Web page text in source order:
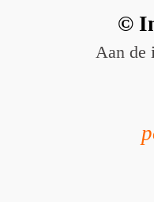
©
Aan de